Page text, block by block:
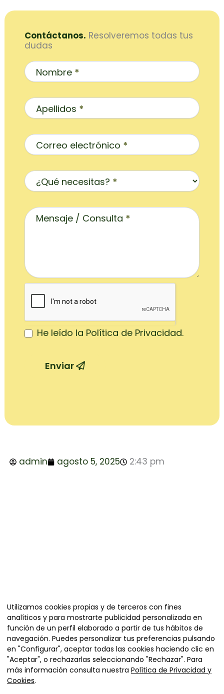
Contáctanos. Resolveremos todas tus
dudas
Inicio
Nombre *
Apellidos *
Correo electrónico *
¿Qué necesitas? *
Mensaje / Consulta *
He leído la Política de Privacidad.
Enviar
admin agosto 5, 2025 2:43 pm
Organiza
Utilizamos cookies propias y de terceros con fines
analíticos y para mostrarte publicidad personalizada en
función de un perfil elaborado a partir de tus hábitos de
navegación. Puedes personalizar tus preferencias pulsando
en "Configurar", aceptar todas las cookies haciendo clic en
"Aceptar", o rechazarlas seleccionando "Rechazar". Para
más información consulta nuestra Política de Privacidad y
Cookies.